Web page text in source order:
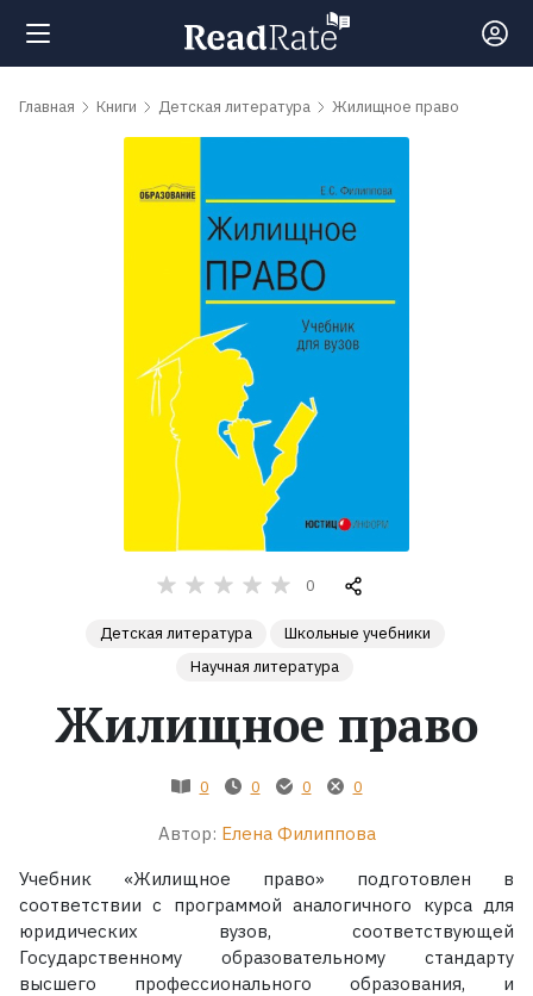
Поиск
обсуждаемые
Экранизации
Главная Книги Детская литература Жилищное право
0
Детская литература
Школьные учебники
Научная литература
Жилищное право
0 0 0 0
Автор: Елена Филиппова
Учебник «Жилищное право» подготовлен в
соответствии с программой аналогичного курса для
юридических вузов, соответствующей
Государственному образовательному стандарту
высшего профессионального образования, и